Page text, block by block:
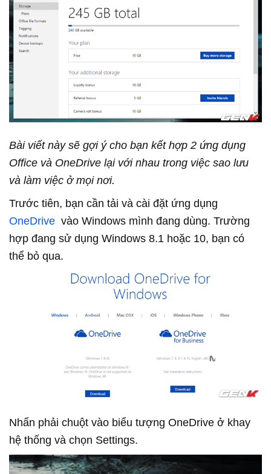
Bài viết này sẽ gợi ý cho bạn kết hợp 2 ứng dụng
Office và OneDrive lại với nhau trong việc sao lưu
và làm việc ở mọi nơi.
Trước tiên, bạn cần tải và cài đặt ứng dụng
OneDrive vào Windows mình đang dùng. Trường
hợp đang sử dụng Windows 8.1 hoặc 10, bạn có
thể bỏ qua.
Nhấn phải chuột vào biểu tượng OneDrive ở khay
hệ thống và chọn Settings.